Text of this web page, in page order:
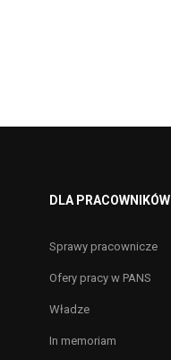
DLA PRACOWNIKÓW
Sprawy pracownicze
Ofery pracy w PANS
Władze
In memoriam